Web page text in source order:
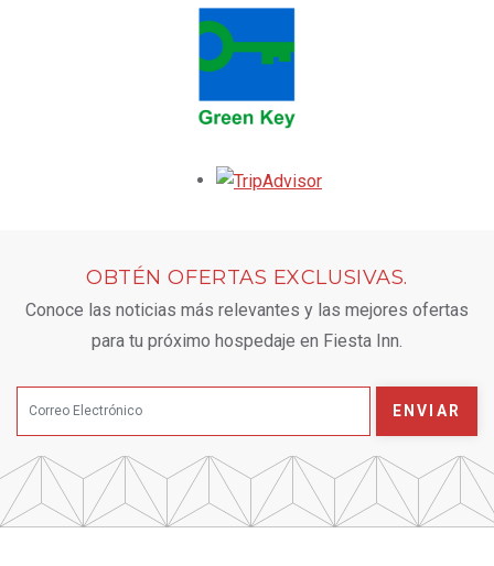
OBTÉN OFERTAS EXCLUSIVAS.
Conoce las noticias más relevantes y las mejores ofertas
para tu próximo hospedaje en Fiesta Inn.
ENVIAR